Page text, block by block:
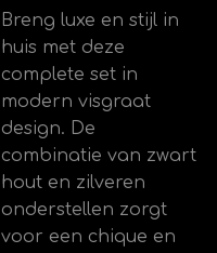
Breng luxe en stijl in
huis met deze
complete set in
modern visgraat
design. De
combinatie van zwart
hout en zilveren
onderstellen zorgt
voor een chique en